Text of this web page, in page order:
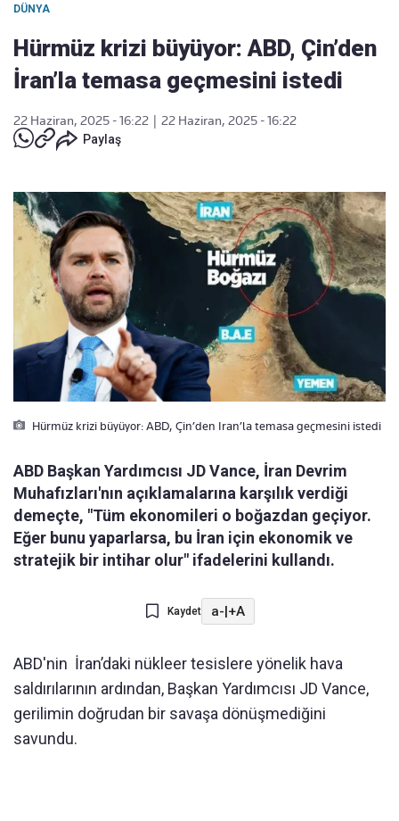
DÜNYA
Hürmüz krizi büyüyor: ABD, Çin’den
İran’la temasa geçmesini istedi
22 Haziran, 2025 - 16:22
22 Haziran, 2025 - 16:22
Paylaş
Hürmüz krizi büyüyor: ABD, Çin’den Iran’la temasa geçmesini istedi
ABD Başkan Yardımcısı JD Vance, İran Devrim
Muhafızları'nın açıklamalarına karşılık verdiği
demeçte, "Tüm ekonomileri o boğazdan geçiyor.
Eğer bunu yaparlarsa, bu İran için ekonomik ve
stratejik bir intihar olur" ifadelerini kullandı.
Kaydet a-|+A
ABD'nin İran’daki nükleer tesislere yönelik hava
saldırılarının ardından, Başkan Yardımcısı JD Vance,
gerilimin doğrudan bir savaşa dönüşmediğini
savundu.